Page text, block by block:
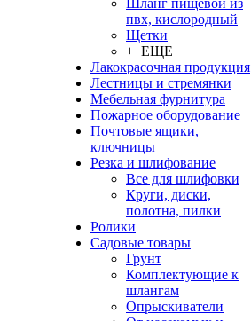
Шланг пищевой из
пвх, кислородный
Щетки
+ ЕЩЕ
Лакокрасочная продукция
Лестницы и стремянки
Мебельная фурнитура
Пожарное оборудование
Почтовые ящики,
ключницы
Резка и шлифование
Все для шлифовки
Круги, диски,
полотна, пилки
Ролики
Садовые товары
Грунт
Комплектующие к
шлангам
Опрыскиватели